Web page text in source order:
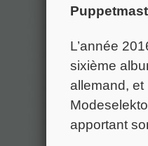
L’année
sixième
allemand,
apportant